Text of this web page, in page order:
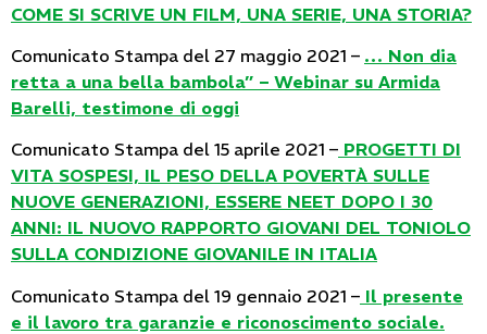
COME SI SCRIVE UN FILM, UNA SERIE, UNA STORIA?
Comunicato Stampa del 27 maggio 2021 – … Non dia
retta a una bella bambola” – Webinar su Armida
Barelli, testimone di oggi
Comunicato Stampa del 15 aprile 2021 – PROGETTI DI
VITA SOSPESI, IL PESO DELLA POVERTÀ SULLE
NUOVE GENERAZIONI, ESSERE NEET DOPO I 30
ANNI: IL NUOVO RAPPORTO GIOVANI DEL TONIOLO
SULLA CONDIZIONE GIOVANILE IN ITALIA
Comunicato Stampa del 19 gennaio 2021 – Il presente
e il lavoro tra garanzie e riconoscimento sociale.